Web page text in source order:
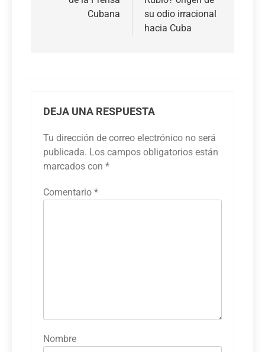
entradasCubana
su odio irracional
hacia Cuba
DEJA UNA RESPUESTA
Tu dirección de correo electrónico no será
publicada. Los campos obligatorios están
marcados con *
Comentario *
Nombre